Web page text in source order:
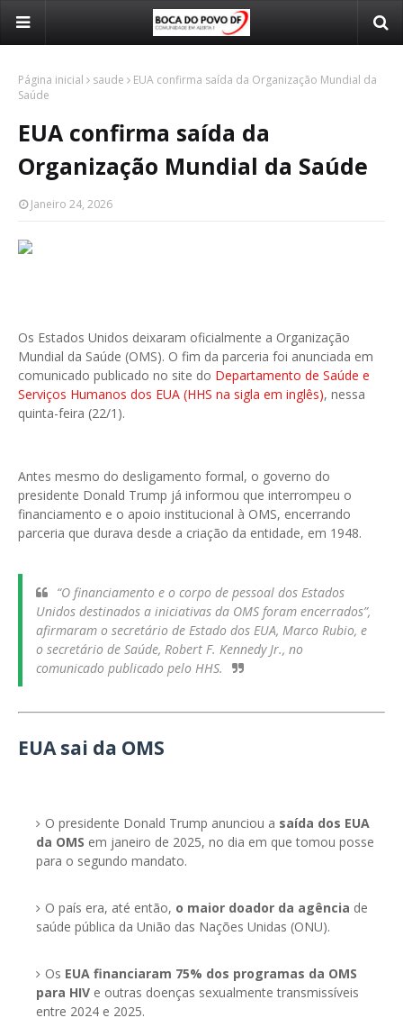
Página inicial saude
EUA confirma saída da Organização Mundial da
Saúde
EUA confirma saída da
Organização Mundial da Saúde
Janeiro 24, 2026
Os Estados Unidos deixaram oficialmente a Organização
Mundial da Saúde (OMS). O fim da parceria foi anunciada em
comunicado publicado no site do Departamento de Saúde e
Serviços Humanos dos EUA (HHS na sigla em inglês), nessa
quinta-feira (22/1).
Antes mesmo do desligamento formal, o governo do
presidente Donald Trump já informou que interrompeu o
financiamento e o apoio institucional à OMS, encerrando
parceria que durava desde a criação da entidade, em 1948.
“O financiamento e o corpo de pessoal dos Estados
Unidos destinados a iniciativas da OMS foram encerrados”,
afirmaram o secretário de Estado dos EUA, Marco Rubio, e
o secretário de Saúde, Robert F. Kennedy Jr., no
comunicado publicado pelo HHS.
EUA sai da OMS
O presidente Donald Trump anunciou a saída dos EUA
da OMS em janeiro de 2025, no dia em que tomou posse
para o segundo mandato.
O país era, até então, o maior doador da agência de
saúde pública da União das Nações Unidas (ONU).
Os EUA financiaram 75% dos programas da OMS
para HIV e outras doenças sexualmente transmissíveis
entre 2024 e 2025.